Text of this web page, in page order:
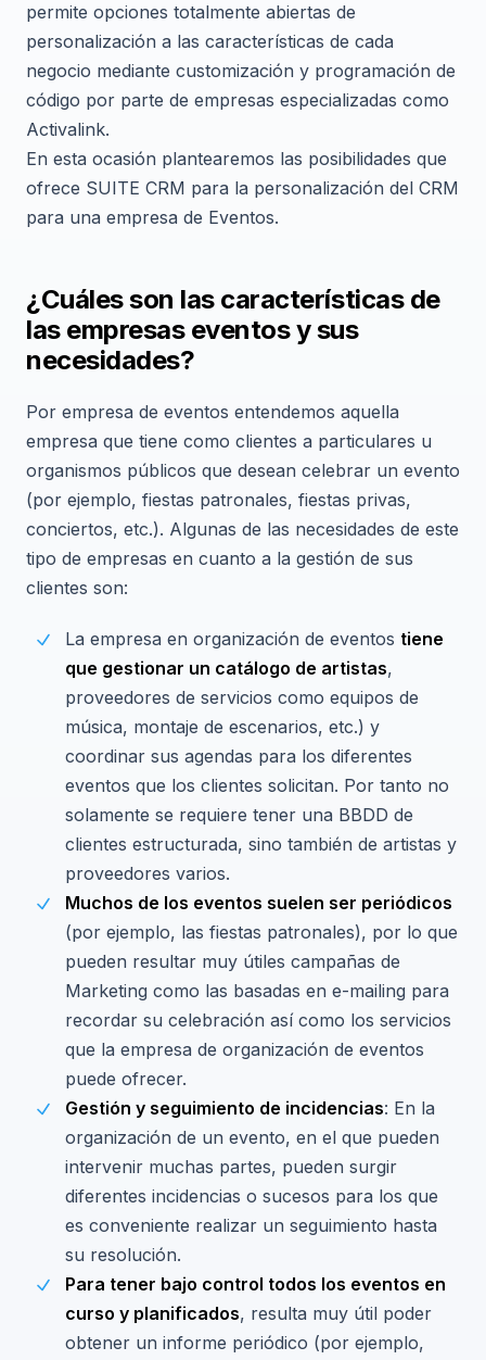
permite opciones totalmente abiertas de
personalización a las características de cada
negocio mediante customización y programación de
código por parte de empresas especializadas como
Activalink.
En esta ocasión plantearemos las posibilidades que
ofrece SUITE CRM para la personalización del CRM
para una empresa de Eventos.
¿Cuáles son las características de
las empresas eventos y sus
necesidades?
Por empresa de eventos entendemos aquella
empresa que tiene como clientes a particulares u
organismos públicos que desean celebrar un evento
(por ejemplo, fiestas patronales, fiestas privas,
conciertos, etc.). Algunas de las necesidades de este
tipo de empresas en cuanto a la gestión de sus
clientes son:
La empresa en organización de eventos tiene
que gestionar un catálogo de artistas,
proveedores de servicios como equipos de
música, montaje de escenarios, etc.) y
coordinar sus agendas para los diferentes
eventos que los clientes solicitan. Por tanto no
solamente se requiere tener una BBDD de
clientes estructurada, sino también de artistas y
proveedores varios.
Muchos de los eventos suelen ser periódicos
(por ejemplo, las fiestas patronales), por lo que
pueden resultar muy útiles campañas de
Marketing como las basadas en e-mailing para
recordar su celebración así como los servicios
que la empresa de organización de eventos
puede ofrecer.
Gestión y seguimiento de incidencias: En la
organización de un evento, en el que pueden
intervenir muchas partes, pueden surgir
diferentes incidencias o sucesos para los que
es conveniente realizar un seguimiento hasta
su resolución.
Para tener bajo control todos los eventos en
curso y planificados, resulta muy útil poder
obtener un informe periódico (por ejemplo,